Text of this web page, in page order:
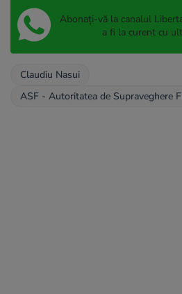
Abonați-vă la canalul
a fi la curent cu
Claudiu Nasui
ASF - Autoritatea de Supraveghere